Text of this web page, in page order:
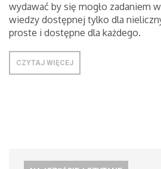
wydawać by się mogło zadaniem
wiedzy dostępnej tylko dla
proste i dostępne dla każdego.
CZYTAJ WIĘCEJ